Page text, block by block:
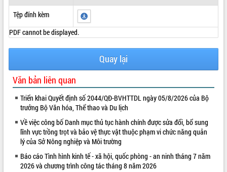
VIDEO
Loading the player...
Tệp đính kèm
PDF cannot be displayed.
Quay lại
Văn bản liên quan
Triển khai Quyết định số 2044/QĐ-BVHTTDL ngày 05/8/2026 của Bộ
trưởng Bộ Văn hóa, Thể thao và Du lịch
Về việc công bố Danh mục thủ tục hành chính được sửa đổi, bổ sung
lĩnh vực trồng trọt và bảo vệ thực vật thuộc phạm vi chức năng quản
lý của Sở Nông nghiệp và Môi trường
Báo cáo Tình hình kinh tế - xã hội, quốc phòng - an ninh tháng 7 năm
2026 và chương trình công tác tháng 8 năm 2026